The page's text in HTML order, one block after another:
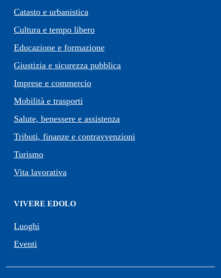
Catasto e urbanistica
Cultura e tempo libero
Educazione e formazione
Giustizia e sicurezza pubblica
Imprese e commercio
Mobilità e trasporti
Salute, benessere e assistenza
Tributi, finanze e contravvenzioni
Turismo
Vita lavorativa
VIVERE EDOLO
Luoghi
Eventi